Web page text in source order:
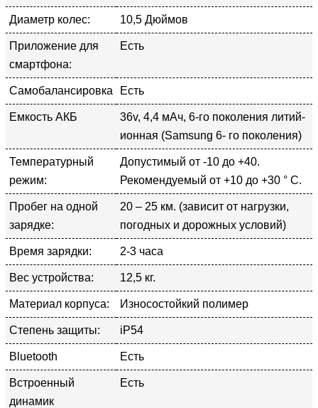
Диаметр колес: 10,5 Дюймов
Приложение для
смартфона:
Есть
Самобалансировка Есть
Емкость АКБ
36v, 4,4 мАч, 6-го поколения литий-
ионная (Samsung 6- го поколения)
Температурный
режим:
Допустимый от -10 до +40.
Рекомендуемый от +10 до +30 ° С.
Пробег на одной
зарядке:
20 – 25 км. (зависит от нагрузки,
погодных и дорожных условий)
Время зарядки: 2-3 часа
Вес устройства: 12,5 кг.
Материал корпуса: Износостойкий полимер
Степень защиты: iP54
Bluetooth Есть
Встроенный
динамик
Есть